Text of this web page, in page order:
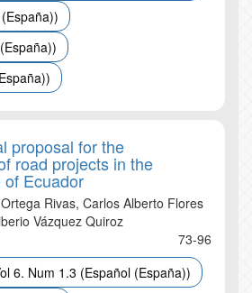
proposal for the
road projects in the
Ecuador
Rivas, Carlos Alberto Flores
Vázquez Quiroz
73-96
6. Num 1.3 (Español (España))